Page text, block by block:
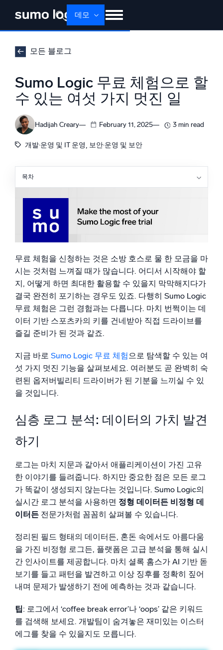
데모
제품 솔루션
Dojo AI 새로움
멀티에이전트 AI 플랫폼
플랫폼
AI/ML 기반
독자 알고리즘, 머신러닝 및 생성형 AI
지능형 보안 운영
SIEM
위협을 더 빠르게 발견하고 더 똑똑하게 대응
보안을 위한 로그
강력한 로그 가시성으로 클라우드 보안 강화
동적 가시성
모니터링 및 문제 해결
포괄적인 가시성으로 탐지 및 해결
신뢰할 수 있고 인증된
모든 블로그
Sumo Logic 무료 체험으로 할
수 있는 여섯 가지 멋진 일
Hadijah Creary February 11, 2025 3 min read
개발·운영 및 IT 운영, 보안·운영 및 보안
목차
라이브 테일로 실시간 트러블슈팅하기
인프라 신뢰성을 프로답게 강화하기
해커는 휴가를 가지 않으므로 보안을 위해 로그를 사용하
세요
모니터링 vs 옵저버빌리티: 비정형 데이터의 진정한 가치
활용
무료 체험을 신청하는 것은 소방 호스로 물 한 모금을 마
시는 것처럼 느껴질 때가 많습니다. 어디서 시작해야 할
지, 어떻게 하면 최대한 활용할 수 있을지 막막해지다가
결국 완전히 포기하는 경우도 있죠. 다행히 Sumo Logic
무료 체험은 그런 경험과는 다릅니다. 마치 번쩍이는 데
이터 기반 스포츠카의 키를 건네받아 직접 드라이브를
즐길 준비가 된 것과 같죠.
지금 바로 Sumo Logic 무료 체험으로 탐색할 수 있는 여
섯 가지 멋진 기능을 살펴보세요. 여러분도 곧 완벽히 숙
련된 옵저버빌리티 드라이버가 된 기분을 느끼실 수 있
을 것입니다.
심층 로그 분석: 데이터의 가치 발견
하기
로그는 마치 지문과 같아서 애플리케이션이 가진 고유
한 이야기를 들려줍니다. 하지만 중요한 점은 모든 로그
가 똑같이 생성되지 않는다는 것입니다. Sumo Logic의
실시간 로그 분석을 사용하면 정형 데이터든 비정형 데
이터든 전문가처럼 꼼꼼히 살펴볼 수 있습니다.
정리된 필드 형태의 데이터든, 혼돈 속에서도 아름다움
을 가진 비정형 로그든, 플랫폼은 고급 분석을 통해 실시
간 인사이트를 제공합니다. 마치 셜록 홈스가 AI 기반 돋
보기를 들고 패턴을 발견하고 이상 징후를 정확히 짚어
내며 문제가 발생하기 전에 예측하는 것과 같습니다.
팁: 로그에서 ‘coffee break error’나 ‘oops’ 같은 키워드
를 검색해 보세요. 개발팀이 숨겨놓은 재미있는 이스터
에그를 찾을 수 있을지도 모릅니다.